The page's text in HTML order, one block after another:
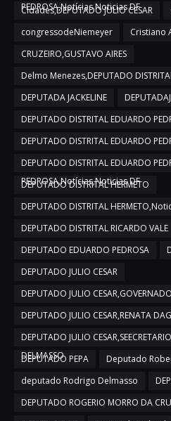
PEDROSA,Notícias,Noticias DF
Cidades,DEPUTADO JULIO CESAR
congressodeNiemeyer
Cristiano
CRUZEIRO,GUSTAVO AIRES
Delmo Menezes,DEPUTADO
DEPUTADA JACKELINE
DEPUTADO DISTRITAL EDUARDO
DEPUTADO DISTRITAL EDUARDO
DEPUTADO DISTRITAL EDUARDO
PEDROSA,Notícias,Noticias DF
DEPUTADO DISTRITAL HERMETO
DEPUTADO DISTRITAL
DEPUTADO DISTRITAL RICARDO VALE
DEPUTADO EDUARDO PEDROSA
DEPUTADO JULIO CESAR
DEPUTADO JULIO
DEPUTADO JULIO CESAR,RENATA
DEPUTADO JULIO
DELMASSO
DEPUTADO PEPA
Deputado
deputado Rodrigo Delmasso
DEPUTADO ROGERIO MORRO DA